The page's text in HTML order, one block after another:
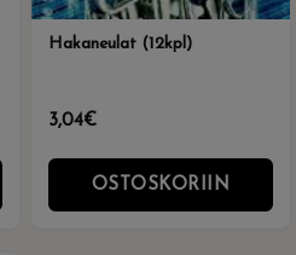
Hakaneulat (12kpl)
3,04€
OSTOSKORIIN